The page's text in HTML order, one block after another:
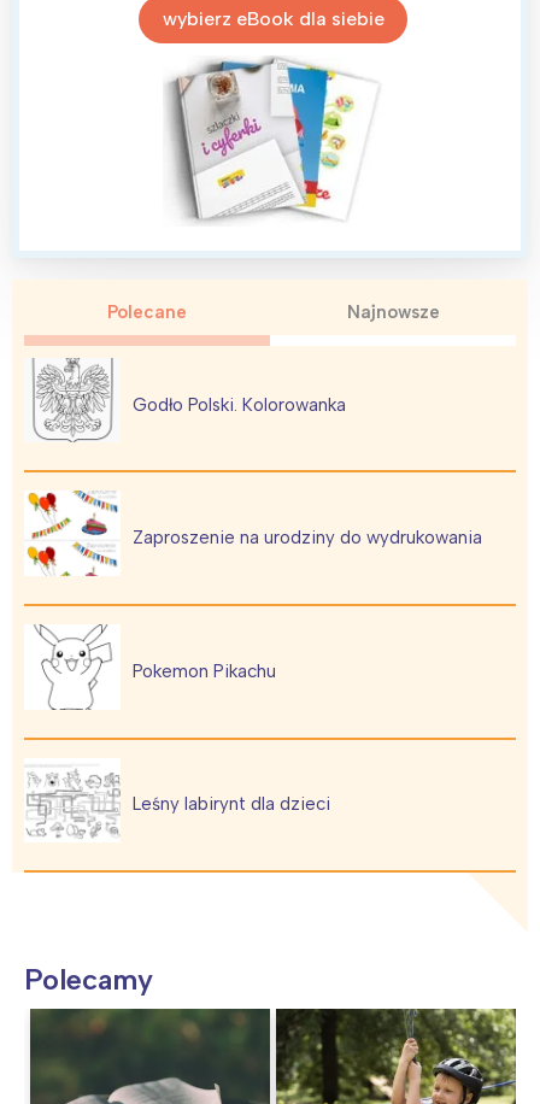
wybierz eBook dla siebie
Polecane Najnowsze
Godło Polski. Kolorowanka
Zaproszenie na urodziny do wydrukowania
Pokemon Pikachu
Leśny labirynt dla dzieci
Polecamy